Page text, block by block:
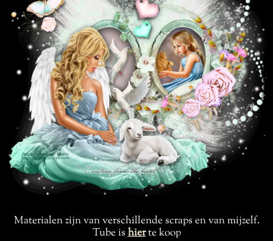
Materialen zijn van verschillende scraps en van mijzelf.
Tube ishierte koop